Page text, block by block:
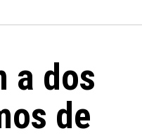
a dos
de